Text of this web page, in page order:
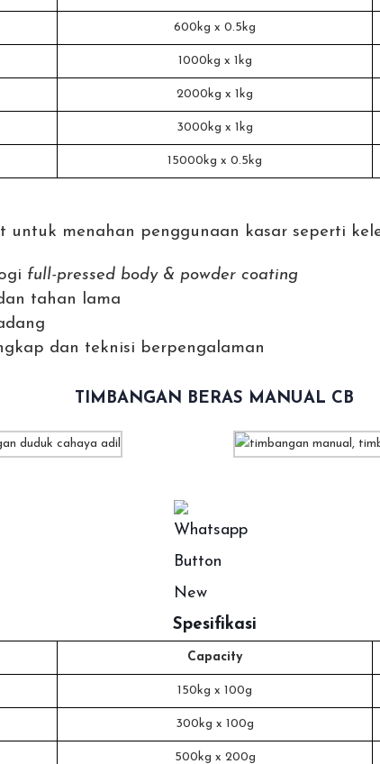
600kg x 0.5kg
1000kg x 1kg
2000kg x 1kg
3000kg x 1kg
15000kg x 0.5kg
untuk menahan penggunaan kasar seperti
full-pressed body & powder coating
tahan lama
dan teknisi berpengalaman
TIMBANGAN BERAS MANUAL CB
Spesifikasi
Capacity
150kg x 100g
300kg x 100g
500kg x 200g